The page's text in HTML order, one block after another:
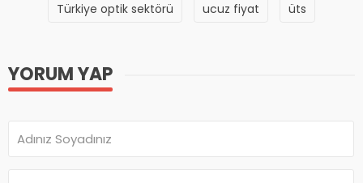
Türkiye optik sektörü
ucuz fiyat üts
YORUM YAP